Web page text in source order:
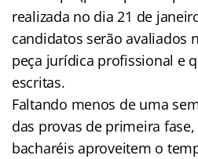
realizada no dia 21 de
candidatos serão avaliados
peça jurídica profissional e
escritas.
Faltando menos de uma
das provas de primeira
bacharéis aproveitem o